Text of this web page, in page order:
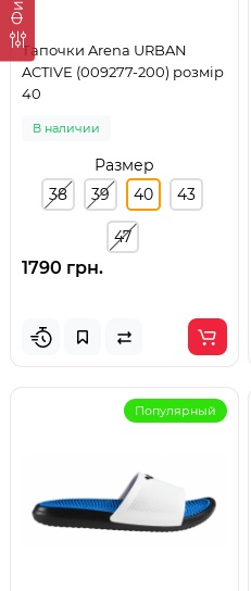
Тапочки Arena URBAN
ACTIVE (009277-200) розмір
40
В наличии
Размер
38
39 40 43
47
1790 грн.
Популярный